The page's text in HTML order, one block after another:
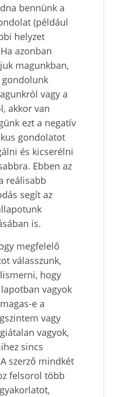
bennünk a
(például
helyzet
azonban
magunkban,
vagy a
akkor van
ezt a negatív
gondolatot
és kicserélni
Ebben az
reálisabb
segít az
is.
megfelelő
válasszunk,
hogy
vagyok
e a
vagy
vagyok,
sincs
szerző mindkét
felsorol több